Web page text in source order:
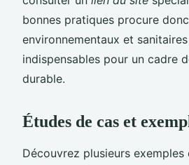
bonnes pratiques procure
environnementaux et
indispensables pour un cadre
durable.
Études de cas et
Découvrez plusieurs